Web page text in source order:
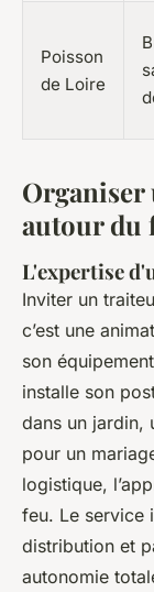
Poisson
de Loire
Organiser
autour du
L'expertise
Inviter un
c’est une
son
installe son
dans un jardin,
pour un
logistique,
feu. Le service
distribution et
autonomie